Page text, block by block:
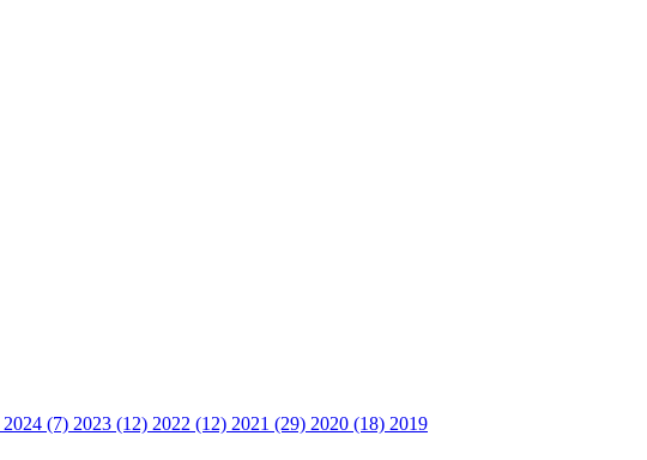
2024 (7) 2023 (12) 2022 (12) 2021 (29) 2020 (18) 2019